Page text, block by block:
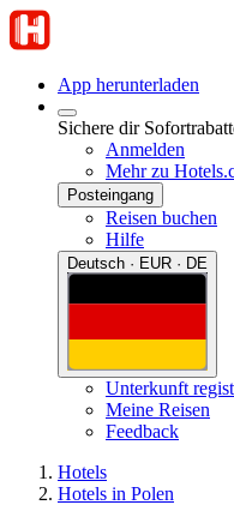
App herunterladen
Sichere dir
Anmelden
Mehr zu
Posteingang
Reisen buchen
Hilfe
Deutsch · EUR · DE
Unterkunft
Meine Reisen
Feedback
Hotels
Hotels in Polen